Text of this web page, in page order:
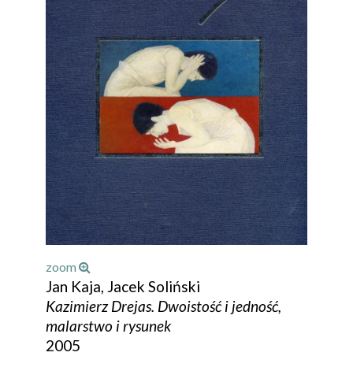
zoom
Jan Kaja, Jacek Soliński
Kazimierz Drejas. Dwoistość i jedność,
malarstwo i rysunek
2005